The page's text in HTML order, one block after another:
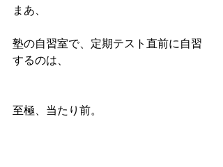
まあ、
塾の自習室で、定期テスト直前に自習
するのは、
至極、当たり前。